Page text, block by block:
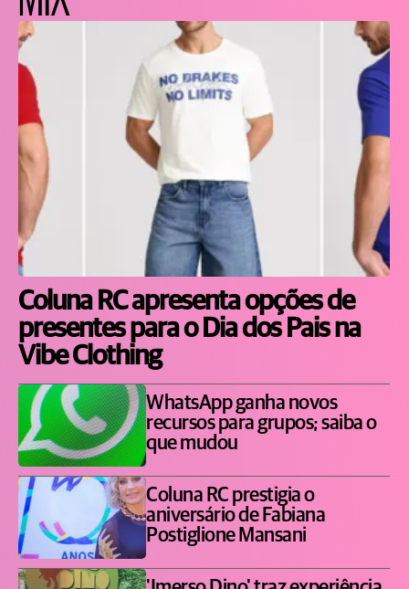
Coluna RC apresenta opções de
presentes para o Dia dos Pais na
Vibe Clothing
WhatsApp ganha novos
recursos para grupos; saiba o
que mudou
Coluna RC prestigia o
aniversário de Fabiana
Postiglione Mansani